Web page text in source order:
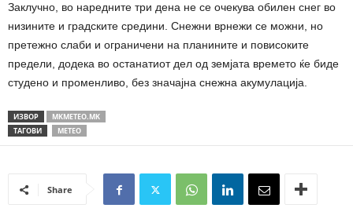
Заклучно, во наредните три дена не се очекува обилен снег во
низините и градските средини. Снежни врнежи се можни, но
претежно слаби и ограничени на планините и повисоките
предели, додека во останатиот дел од земјата времето ќе биде
студено и променливо, без значајна снежна акумулација.
ИЗВОР
MKMETEO.MK
ТАГОВИ
МЕТЕО
Share